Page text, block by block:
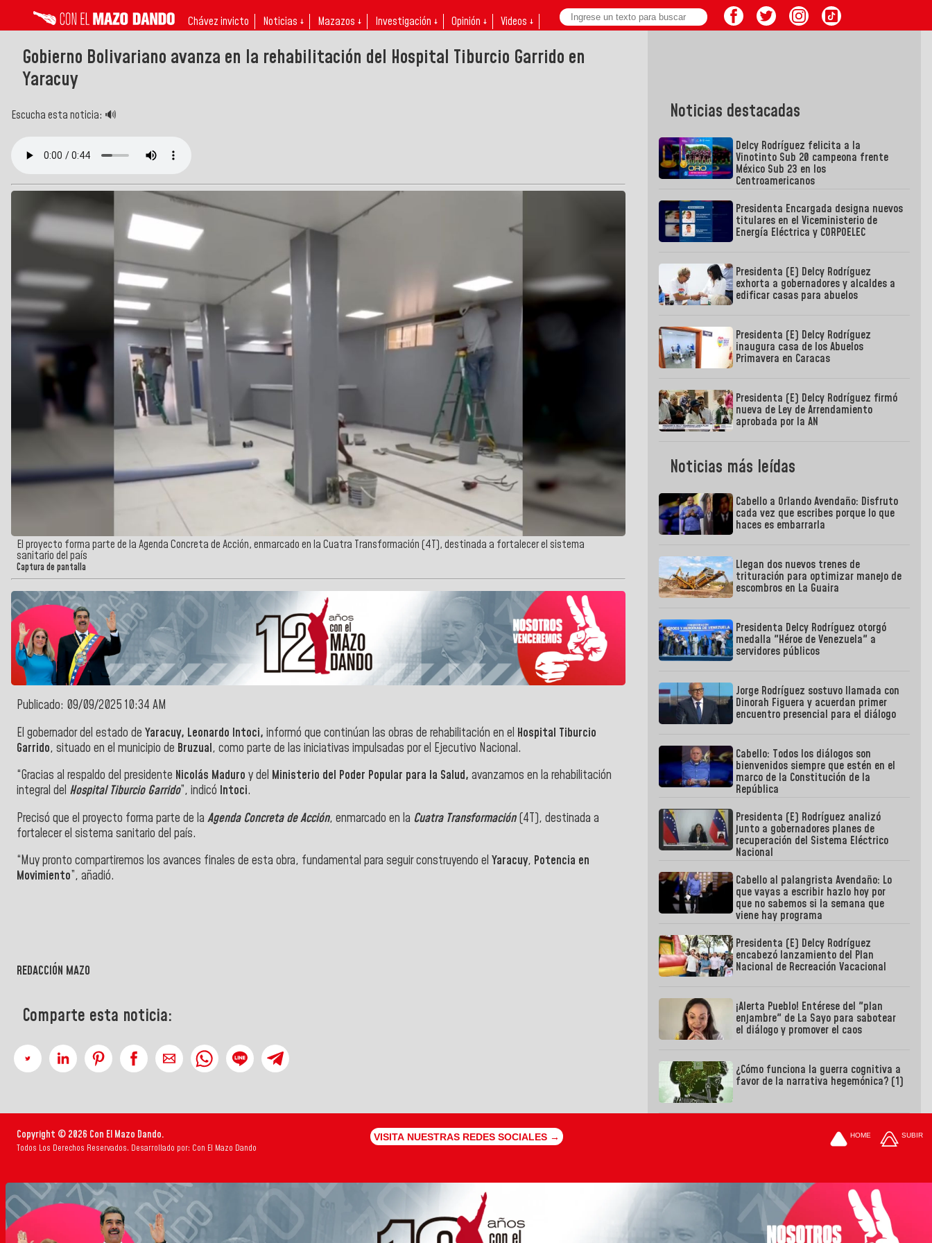
Chávez invicto Noticias ↓ Mazazos ↓ Investigación ↓ Opinión ↓ Videos ↓
Gobierno Bolivariano avanza en la rehabilitación del Hospital Tiburcio Garrido en
Yaracuy
Escucha esta noticia: 🔊
El proyecto forma parte de la Agenda Concreta de Acción, enmarcado en la Cuatra Transformación (4T), destinada a fortalecer el sistema
sanitario del país
Captura de pantalla
Publicado: 09/09/2025 10:34 AM
El gobernador del estado de Yaracuy, Leonardo Intoci, informó que continúan las obras de rehabilitación en el Hospital Tiburcio
Garrido, situado en el municipio de Bruzual, como parte de las iniciativas impulsadas por el Ejecutivo Nacional.
“Gracias al respaldo del presidente Nicolás Maduro y del Ministerio del Poder Popular para la Salud, avanzamos en la rehabilitación
integral del Hospital Tiburcio Garrido”, indicó Intoci.
Precisó que el proyecto forma parte de la Agenda Concreta de Acción, enmarcado en la Cuatra Transformación(4T), destinada a
fortalecer el sistema sanitario del país.
“Muy pronto compartiremos los avances finales de esta obra, fundamental para seguir construyendo el Yaracuy, Potencia en
Movimiento”, añadió.
REDACCIÓN MAZO
Comparte esta noticia:
Noticias destacadas
Delcy Rodríguez felicita a la
Vinotinto Sub 20 campeona frente
México Sub 23 en los
Centroamericanos
Presidenta Encargada designa nuevos
titulares en el Viceministerio de
Energía Eléctrica y CORPOELEC
Presidenta (E) Delcy Rodríguez
exhorta a gobernadores y alcaldes a
edificar casas para abuelos
Presidenta (E) Delcy Rodríguez
inaugura casa de los Abuelos
Primavera en Caracas
Presidenta (E) Delcy Rodríguez firmó
nueva de Ley de Arrendamiento
aprobada por la AN
Noticias más leídas
Cabello a Orlando Avendaño: Disfruto
cada vez que escribes porque lo que
haces es embarrarla
Llegan dos nuevos trenes de
trituración para optimizar manejo de
escombros en La Guaira
Presidenta Delcy Rodríguez otorgó
medalla "Héroe de Venezuela" a
servidores públicos
Jorge Rodríguez sostuvo llamada con
Dinorah Figuera y acuerdan primer
encuentro presencial para el diálogo
Cabello: Todos los diálogos son
bienvenidos siempre que estén en el
marco de la Constitución de la
República
Presidenta (E) Rodríguez analizó
junto a gobernadores planes de
recuperación del Sistema Eléctrico
Nacional
Cabello al palangrista Avendaño: Lo
que vayas a escribir hazlo hoy por
que no sabemos si la semana que
viene hay programa
Presidenta (E) Delcy Rodríguez
encabezó lanzamiento del Plan
Nacional de Recreación Vacacional
¡Alerta Pueblo! Entérese del "plan
enjambre" de La Sayo para sabotear
el diálogo y promover el caos
¿Cómo funciona la guerra cognitiva a
favor de la narrativa hegemónica? (1)
Copyright © 2026 Con El Mazo Dando.
Todos Los Derechos Reservados. Desarrollado por: Con El Mazo Dando
VISITA NUESTRAS REDES SOCIALES → HOME SUBIR